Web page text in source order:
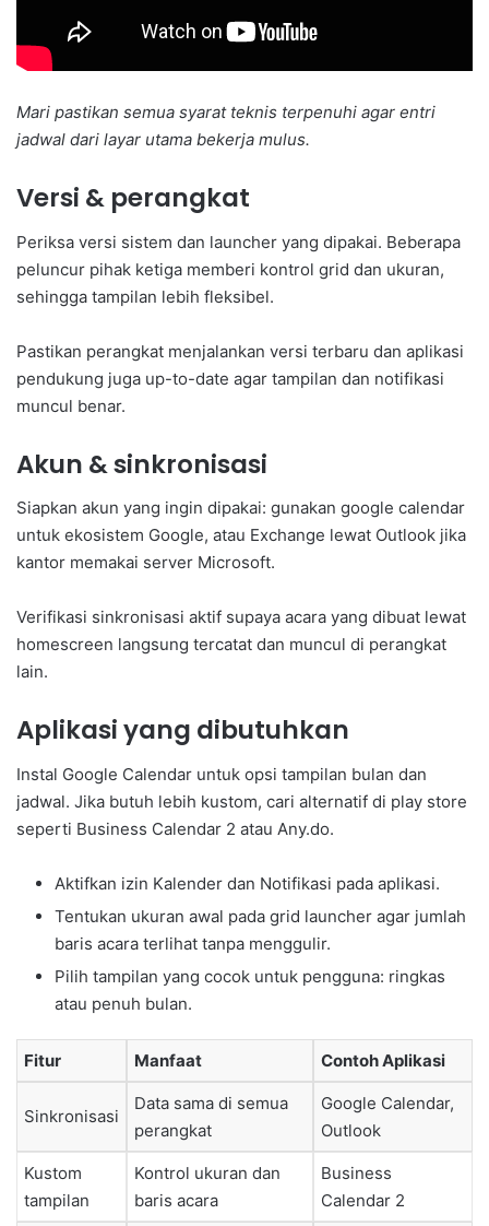
Mari pastikan semua syarat teknis terpenuhi agar entri
jadwal dari layar utama bekerja mulus.
Versi & perangkat
Periksa versi sistem dan launcher yang dipakai. Beberapa
peluncur pihak ketiga memberi kontrol grid dan ukuran,
sehingga tampilan lebih fleksibel.
Pastikan perangkat menjalankan versi terbaru dan aplikasi
pendukung juga up-to-date agar tampilan dan notifikasi
muncul benar.
Akun & sinkronisasi
Siapkan akun yang ingin dipakai: gunakan google calendar
untuk ekosistem Google, atau Exchange lewat Outlook jika
kantor memakai server Microsoft.
Verifikasi sinkronisasi aktif supaya acara yang dibuat lewat
homescreen langsung tercatat dan muncul di perangkat
lain.
Aplikasi yang dibutuhkan
Instal Google Calendar untuk opsi tampilan bulan dan
jadwal. Jika butuh lebih kustom, cari alternatif di play store
seperti Business Calendar 2 atau Any.do.
Aktifkan izin Kalender dan Notifikasi pada aplikasi.
Tentukan ukuran awal pada grid launcher agar jumlah
baris acara terlihat tanpa menggulir.
Pilih tampilan yang cocok untuk pengguna: ringkas
atau penuh bulan.
Fitur Manfaat Contoh Aplikasi
Sinkronisasi
Data sama di semua
perangkat
Google Calendar,
Outlook
Kustom
tampilan
Kontrol ukuran dan
baris acara
Business
Calendar 2